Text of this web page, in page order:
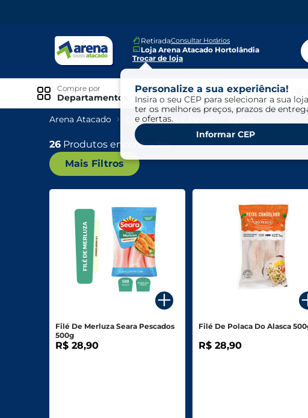
RetiradaConsultar Horários
Loja Arena Atacado Hortolândia
Trocar de loja
Personalize a sua experiência!
Insira o seu CEP para selecionar a sua
ter os melhores preços, prazos de
e ofertas.
Informar CEP
Ofertas
Compre por
Departamentos
Especiais
Exclusivo Online
Ofertas
Ofertas Arena Mais
Ofertas Cartão Fácil pra Pagar
Mundo Infantil
Mundo Pet
Mercearia
Arena Atacado Carnes, Aves E Peixes Peixes
26 Produtos encontrados
Mais Filtros
Filé De Merluza Seara Pescados
500g
R$ 28,90
Filé De Polaca Do Alasca
R$ 28,90